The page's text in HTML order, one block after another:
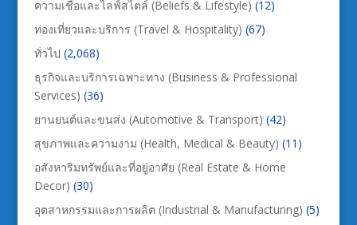
ความเชื่อและไลฟ์สไตล์ (Beliefs & Lifestyle) (12)
ท่องเที่ยวและบริการ (Travel & Hospitality) (67)
ทั่วไป (2,068)
ธุรกิจและบริการเฉพาะทาง (Business & Professional
Services) (36)
ยานยนต์และขนส่ง (Automotive & Transport) (42)
สุขภาพและความงาม (Health, Medical & Beauty) (11)
อสังหาริมทรัพย์และที่อยู่อาศัย (Real Estate & Home
Decor) (30)
อุตสาหกรรมและการผลิต (Industrial & Manufacturing) (5)